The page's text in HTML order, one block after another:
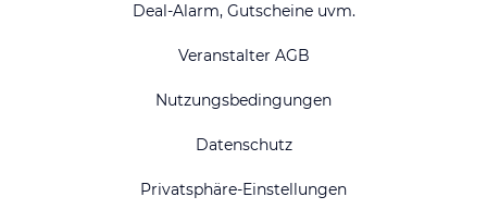
Deal-Alarm, Gutscheine uvm.
Veranstalter AGB
Nutzungsbedingungen
Datenschutz
Privatsphäre-Einstellungen